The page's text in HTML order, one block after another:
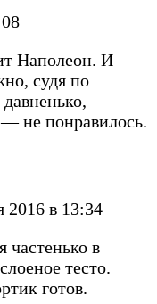
Наполеон. И
судя по
— не понравилось.
2016 в 13:34
в
тесто.
готов.